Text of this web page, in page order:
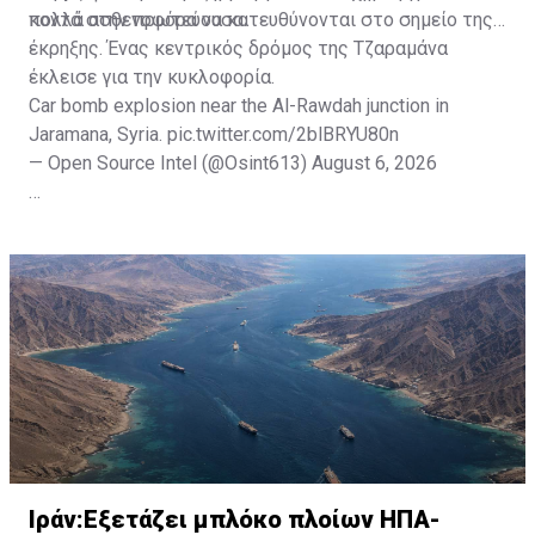
κοντά στην πρωτεύουσα.
πολλά ασθενοφόρα να κατευθύνονται στο σημείο της
έκρηξης. Ένας κεντρικός δρόμος της Τζαραμάνα
έκλεισε για την κυκλοφορία.
Car bomb explosion near the Al-Rawdah junction in
Jaramana, Syria. pic.twitter.com/2blBRYU80n
— Open Source Intel (@Osint613) August 6, 2026
Ιράν:Εξετάζει μπλόκο πλοίων ΗΠΑ-